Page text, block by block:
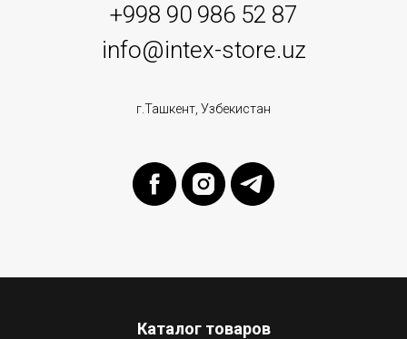
+998 90 986 52 87
info@intex-store.uz
г.Ташкент, Узбекистан
Каталог товаров